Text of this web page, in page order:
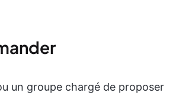
un groupe chargé de proposer